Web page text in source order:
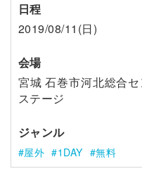
日程
2019/08/11(日)
会場
宮城 石巻市河北総合
ステージ
ジャンル
屋外 1DAY 無料